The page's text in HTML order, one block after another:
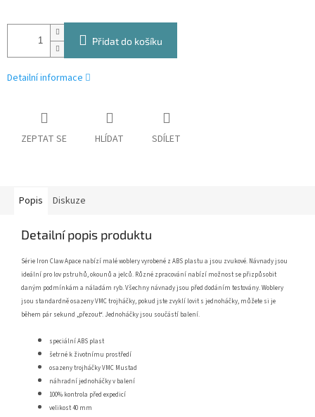
Přidat do košíku
Detailní informace
ZEPTAT SE HLÍDAT SDÍLET
Popis Diskuze
Detailní popis produktu
Série Iron Claw Apace nabízí malé woblery vyrobené z ABS plastu a jsou zvukové. Návnady jsou
ideální pro lov pstruhů, okounů a jelců. Různé zpracování nabízí možnost se přizpůsobit
daným podmínkám a náladám ryb. Všechny návnady jsou před dodáním testovány. Woblery
jsou standardně osazeny VMC trojháčky, pokud jste zvyklí lovit s jednoháčky, můžete si je
během pár sekund „přezout“. Jednoháčky jsou součástí balení.
speciální ABS plast
šetrné k životnímu prostředí
osazeny trojháčky VMC Mustad
náhradní jednoháčky v balení
100% kontrola před expedicí
velikost 40 mm